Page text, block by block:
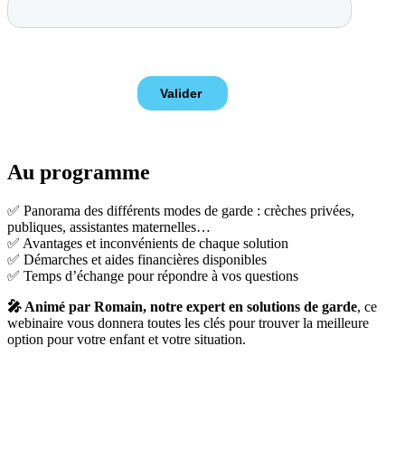
Au programme
✅ Panorama des différents modes de garde : crèches privées,
publiques, assistantes maternelles…
✅ Avantages et inconvénients de chaque solution
✅ Démarches et aides financières disponibles
✅ Temps d’échange pour répondre à vos questions
🎤 Animé par Romain, notre expert en solutions de garde, ce
webinaire vous donnera toutes les clés pour trouver la meilleure
option pour votre enfant et votre situation.